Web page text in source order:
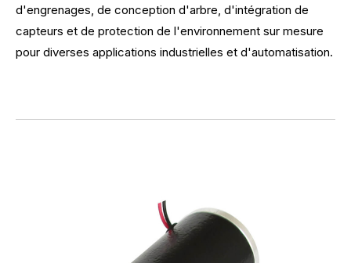
d'engrenages, de conception d'arbre, d'intégration de
capteurs et de protection de l'environnement sur mesure
pour diverses applications industrielles et d'automatisation.